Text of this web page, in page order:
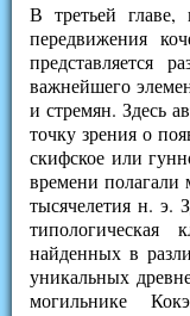
В третьей главе,
передвижения
представляется
важнейшего
и стремян. Здесь
точку зрения о
скифское или
времени полагали
тысячелетия н. э.
типологическая
найденных в
уникальных
могильнике